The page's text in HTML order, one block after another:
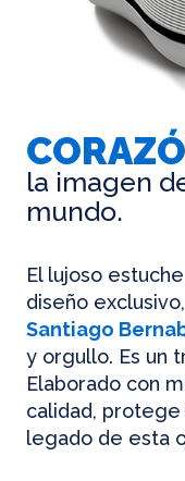
la imagen
mundo.
El lujoso
diseño exclusivo,
Santiago
y orgullo. Es un
Elaborado con
calidad, protege
legado de esta